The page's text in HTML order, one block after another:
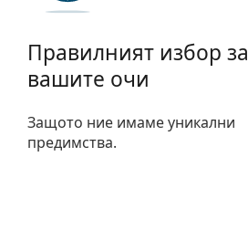
Правилният избор за
вашите очи
Защото ние имаме уникални
предимства.